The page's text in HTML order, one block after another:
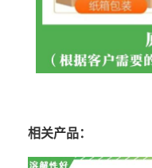
相关产品：